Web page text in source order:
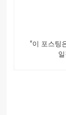
“이 포스팅